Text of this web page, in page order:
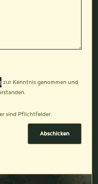
zur Kenntnis genommen und
sind Pflichtfelder.
Abschicken